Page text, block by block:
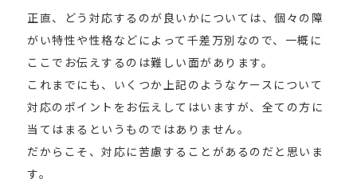
正直、どう対応するのが良いかについては、個々の障
がい特性や性格などによって千差万別なので、一概に
ここでお伝えするのは難しい面があります。
これまでにも、いくつか上記のようなケースについて
対応のポイントをお伝えしてはいますが、全ての方に
当てはまるというものではありません。
だからこそ、対応に苦慮することがあるのだと思いま
す。